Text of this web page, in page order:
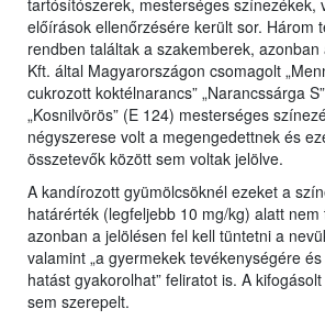
tartósítószerek, mesterséges színezékek,
előírások ellenőrzésére került sor. Három
rendben találtak a szakemberek,
Kft. által Magyarországon csomagolt
cukrozott koktélnarancs” „Narancssárga
„Kosnilvörös” (E 124) mesterséges
négyszerese volt a megengedettnek és
összetevők között sem voltak jelölve.
A kandírozott gyümölcsöknél ezeket a
határérték (legfeljebb 10 mg/kg) alatt nem
azonban a jelölésen fel kell tüntetni a
valamint „a gyermekek tevékenységére
hatást gyakorolhat” feliratot is. A
sem szerepelt.